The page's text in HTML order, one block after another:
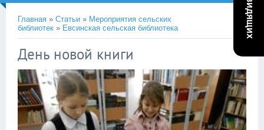
Главная » Статьи » Мероприятия сельских
библиотек » Евсинская сельская библиотека
День новой книги